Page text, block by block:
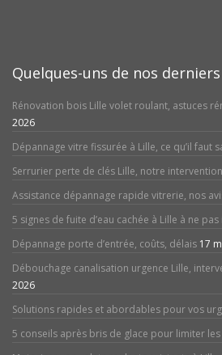
Quelques-uns de nos
Rénovation bois Lille volet roulant, astuces
2026
Dépannage vitre fissurée à Lille, ce qu’il faut
Serrurier perte de clés Lille, notre
Assistance dépannage rapide vitrerie, nos
5 signes de fuite d’eau cachée à Lille à ne
Dépannage porte d’entrée, coûts, délais 17
Débouchage canalisation urgence Lille,
2026
Solutions rapides et abordables pour vos
5 conseils après bris de glace pour limiter